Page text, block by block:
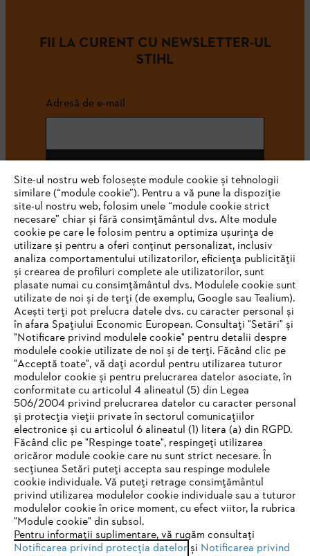
FII LA CURENT CU NEWSLETTER-UL
STIHL
Adresă de e-mail
#STIHL
STIHL Romania
Informaţii Utile
Politica de confidenţialitate Informare legală
IHR BROWSER WIRD NICHT
UNTERSTÜTZT
Sie nutzen einen Browser, den wir noch nicht unterstützen. Für
eine optimale Nutzung unserer Seite empfehlen wir Ihnen, zu
einem der folgenden Browser zu wechseln:
Site-ul nostru web folosește module cookie și tehnologii
similare (“module cookie”). Pentru a vă pune la dispoziție
site-ul nostru web, folosim unele “module cookie strict
necesare” chiar și fără consimțământul dvs. Alte module
cookie pe care le folosim pentru a optimiza ușurința de
utilizare și pentru a oferi conținut personalizat, inclusiv
analiza comportamentului utilizatorilor, eficiența publicității
și crearea de profiluri complete ale utilizatorilor, sunt
plasate numai cu consimțământul dvs. Modulele cookie sunt
utilizate de noi și de terți (de exemplu, Google sau Tealium).
Acești terți pot prelucra datele dvs. cu caracter personal și
în afara Spațiului Economic European. Consultați "Setări" și
"Notificare privind modulele cookie" pentru detalii despre
modulele cookie utilizate de noi și de terți. Făcând clic pe
"Acceptă toate", vă dați acordul pentru utilizarea tuturor
modulelor cookie și pentru prelucrarea datelor asociate, în
conformitate cu articolul 4 alineatul (5) din Legea
506/2004 privind prelucrarea datelor cu caracter personal
și protecția vieții private în sectorul comunicațiilor
electronice și cu articolul 6 alineatul (1) litera (a) din RGPD.
Făcând clic pe "Respinge toate", respingeți utilizarea
oricăror module cookie care nu sunt strict necesare. În
secțiunea Setări puteți accepta sau respinge modulele
cookie individuale. Vă puteți retrage consimțământul
privind utilizarea modulelor cookie individuale sau a tuturor
modulelor cookie în orice moment, cu efect viitor, la rubrica
"Module cookie" din subsol.
Pentru informații suplimentare, vă rugăm consultați
Notificarea privind protecția datelorși Notificarea privind